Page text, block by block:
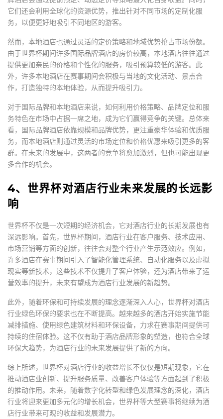
它们还会利用全球化的资源优势，推出针对不同市场的定制化服
务，以便更好地吸引不同地区的游客。
然而，本地酒店也通过灵活的定价策略和地域优势抢占市场份额。
由于世界杯期间许多国际品牌酒店的房价较高，本地酒店往往通过
提供更加亲民的价格和个性化的服务，吸引预算较低的游客。此
外，许多本地酒店在赛事期间会积极与当地的文化活动、景点合
作，打造独特的本地体验，从而提升吸引力。
对于国际品牌和本地酒店来说，如何利用价格策略、品牌定位和服
务特色在市场中占据一席之地，成为它们赢得竞争的关键。总体来
看，国际品牌酒店依靠规模和品牌优势，更注重豪华体验和优质服
务，而本地酒店则通过灵活的市场定位和价格优惠来吸引更多的客
群。在未来的发展中，这两者的竞争将愈加激烈，但也可能出现更
多合作的机会。
4、世界杯对酒店行业未来发展的长远影
响
世界杯不仅是一次短期的经济机会，它对酒店行业的长期发展也有
深远影响。首先，世界杯期间，酒店行业在客户服务、技术应用、
市场营销等方面的创新，往往会对整个行业产生示范效应。例如，
许多酒店在赛事期间引入了智能化管理系统、自动化服务以及虚拟
现实等新技术，这些技术不仅提升了客户体验，还为酒店带来了运
营效率的提升，未来有望成为酒店行业发展的新趋势。
此外，随着环保和可持续发展的理念逐渐深入人心，世界杯对酒店
行业绿色环保的要求也在不断提高。越来越多的酒店开始实施节能
减排措施、使用绿色建筑材料和环保设备，力求在赛事期间提供可
持续的住宿体验。这不仅有助于酒店品牌形象的塑造，也符合全球
环保大趋势，为酒店行业的未来发展提供了新的方向。
综上所述，世界杯对酒店行业的收益增长不仅仅是短期现象，它在
推动酒店业创新、提升服务质量、改善客户体验等方面起到了积极
的推动作用。未来，随着数字化转型和绿色发展理念的深化，酒店
行业将迎来更加多元化的增长机会，世界杯等大型赛事将继续为酒
店行业带来可观的收益和发展潜力。